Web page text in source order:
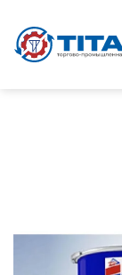
Перейти к